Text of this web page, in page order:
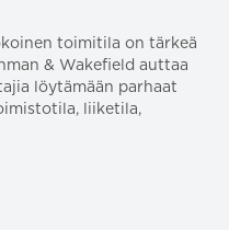
toimitila on tärkeä
& Wakefield auttaa
löytämään parhaat
liiketila,